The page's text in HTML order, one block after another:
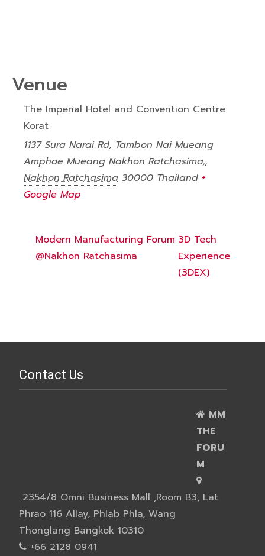
Venue
The Imperial Hotel and Convention Centre
Korat
1137 Sura Narai Rd, Tambon Nai Mueang
Amphoe Mueang Nakhon Ratchasima,,
Nakhon Ratchasima 30000 Thailand +
Google Map
Modern Manufacturing Forum
@Nakhon Ratchasima
3D Tech
Experience
(3DEX)
Contact Us
MM
THE
FORU
M
2354/8 Omni Business Mall ,Room B3, Lat
Phrao 116 Allay, Phlab Phla, Wang
Thonglang Bangkok 10310
+66 2128 0941